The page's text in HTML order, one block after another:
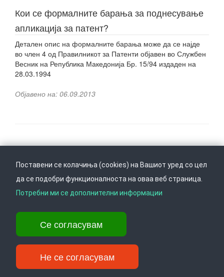
Кои се формалните барања за поднесување
апликација за патент?
Детален опис на формалните барања може да се најде
во член 4 од Правилникот за Патенти објавен во Службен
Весник на Република Македонија Бр. 15/94 издаден на
28.03.1994
Објавено на: 06.09.2013
Тел: +389 2 3103 601 (641), Факс: +389 2 3137 149 |
info@ippo.gov.mk
Поставени се колачиња (cookies) на Вашиот уред со цел
да се подобри функционалноста на оваа веб страница.
Потребни ми се дополнителни информации
Се согласувам
Не се согласувам